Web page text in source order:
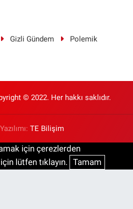
Gizli Gündem
Polemik
© 2022. Her hakkı saklıdır.
TE Bilişim
için çerezlerden
lütfen tıklayın. Tamam